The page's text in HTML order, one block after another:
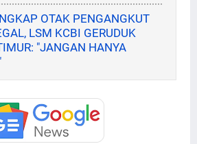
OTAK PENGANGKUT
LSM KCBI GERUDUK
"JANGAN HANYA